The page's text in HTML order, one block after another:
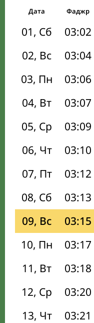
Дата Фаджр
01, Сб 03:02
02, Вс
03:04
03, Пн
03:06
04, Вт
03:07
05, Ср
03:09
06, Чт
03:10
07, Пт
03:12
08, Сб
03:13
09, Вс
03:15
10, Пн
03:17
11, Вт
03:18
12, Ср
03:20
13, Чт
03:21